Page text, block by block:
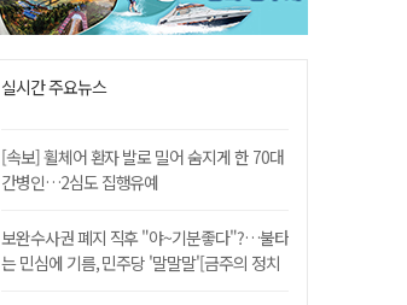
실시간 주요뉴스
[속보] 휠체어 환자 발로 밀어 숨지게 한 70대
간병인…2심도 집행유예
보완수사권 폐지 직후 "야~기분좋다"?…불타
는 민심에 기름, 민주당 '말말말'[금주의 정치